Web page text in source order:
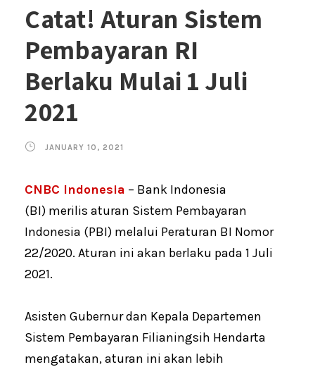
Catat! Aturan Sistem
Pembayaran RI
Berlaku Mulai 1 Juli
2021
JANUARY 10, 2021
CNBC Indonesia – Bank Indonesia
(BI) merilis aturan Sistem Pembayaran
Indonesia (PBI) melalui Peraturan BI Nomor
22/2020. Aturan ini akan berlaku pada 1 Juli
2021.
Asisten Gubernur dan Kepala Departemen
Sistem Pembayaran Filianingsih Hendarta
mengatakan, aturan ini akan lebih